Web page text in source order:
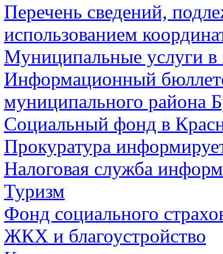
Перечень сведений,
использованием
Муниципальные услуги в
Информационный
муниципального района
Социальный фонд в
Прокуратура
Налоговая служба
Туризм
Фонд социального
ЖКХ и благоустройство